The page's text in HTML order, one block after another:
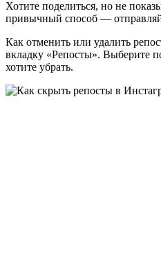
Хотите поделиться, но не
привычный способ —
Как отменить или удалить
вкладку «Репосты». Выберите
хотите убрать.